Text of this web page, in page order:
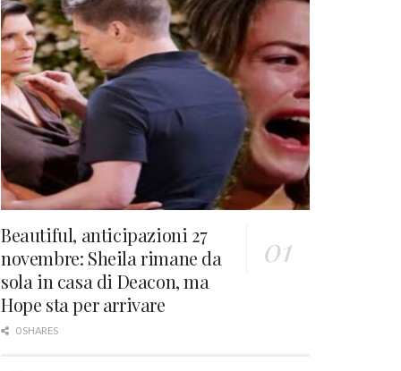
Beautiful, anticipazioni 27
novembre: Sheila rimane da
sola in casa di Deacon, ma
Hope sta per arrivare
0 SHARES